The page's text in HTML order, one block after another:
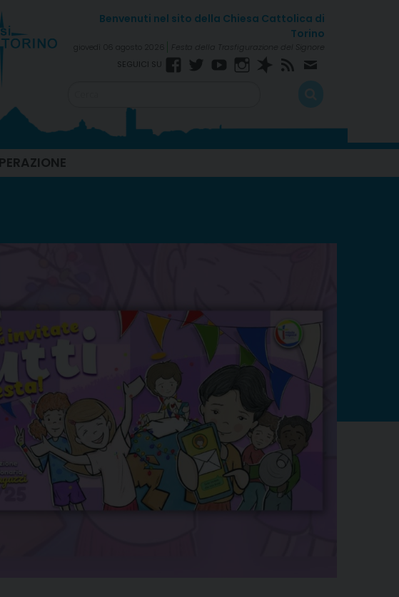
giovedì 06 agosto 2026 Festa della Trasfigurazione del Signore
Facebook
TwitterYouTubeInstagram
Spreaker
RSSNewsletter